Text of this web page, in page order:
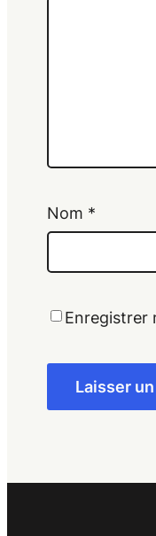
Nom *
Enregistrer